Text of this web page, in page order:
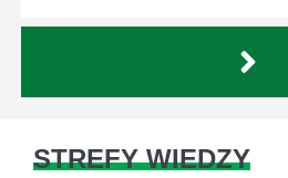
STREFY WIEDZY